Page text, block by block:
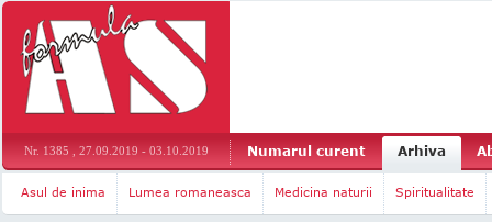
Nr. 1385 , 27.09.2019 - 03.10.2019 Numarul curent Arhiva
Asul de inima Lumea romaneasca Medicina naturii Spiritualitate